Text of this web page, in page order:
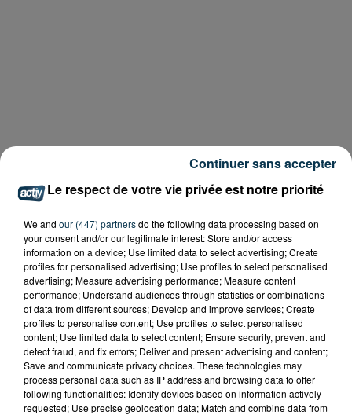
Le respect de votre vie privée est notre priorité
We and our (447) partnersdo the following data processing based on
your consent and/or our legitimate interest: Store and/or access
information on a device; Use limited data to select advertising; Create
profiles for personalised advertising; Use profiles to select personalised
advertising; Measure advertising performance; Measure content
performance; Understand audiences through statistics or combinations
of data from different sources; Develop and improve services; Create
profiles to personalise content; Use profiles to select personalised
content; Use limited data to select content; Ensure security, prevent and
detect fraud, and fix errors; Deliver and present advertising and content;
Save and communicate privacy choices. These technologies may
process personal data such as IP address and browsing data to offer
following functionalities: Identify devices based on information actively
requested; Use precise geolocation data; Match and combine data from
Continuer sans accepter